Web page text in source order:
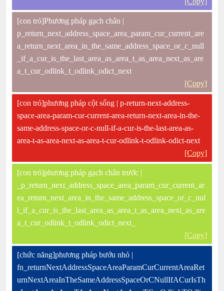
[con trỏ]Phương pháp gạch chân |
p_return_next_address_space_area_param_cur_current_are
a_return_next_area_in_the_same_address_space_or_c_null
_if_a_cur_is_the_last_area_as_area_t_as_area_next_as_are
a_t_cur_odlink_t_odlink_odict_next
[Copy]
[con trỏ]phương pháp cột sống | p-return-next-address-
space-area-param-cur-current-area-return-next-area-in-the-
same-address-space-or-c-null-if-a-cur-is-the-last-area-as-
area-t-as-area-next-as-area-t-cur-odlink-t-odlink-odict-next
[Copy]
[con trỏ]phương pháp gạch chân trước |
_p_return_next_address_space_area_param_cur_current_ar
ea_return_next_area_in_the_same_address_space_or_c_nul
l_if_a_cur_is_the_last_area_as_area_t_as_area_next_as_are
a_t_cur_odlink_t_odlink_odict_next_
[Copy]
[chức năng]phương pháp bướu nhỏ |
fn_returnNextAddressSpaceAreaParamCurCurrentAreaRet
urnNextAreaInTheSameAddressSpaceOrCNullIfACurIsTh